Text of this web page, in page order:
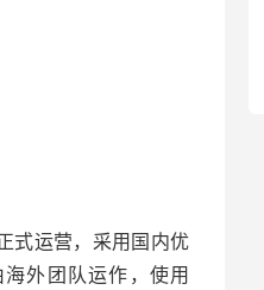
式运营，采用国内优
外团队运作，使用